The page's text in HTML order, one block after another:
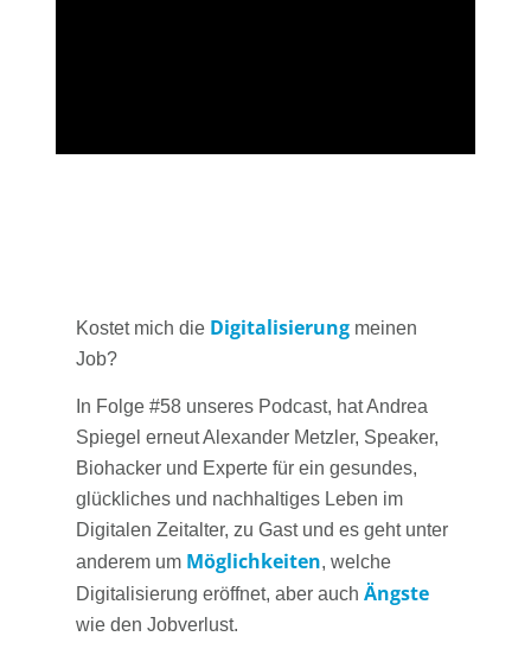
Kostet mich die Digitalisierung meinen
Job?
In Folge #58 unseres Podcast, hat Andrea
Spiegel erneut Alexander Metzler, Speaker,
Biohacker und Experte für ein gesundes,
glückliches und nachhaltiges Leben im
Digitalen Zeitalter, zu Gast und es geht unter
anderem um Möglichkeiten, welche
Digitalisierung eröffnet, aber auch Ängste
wie den Jobverlust.